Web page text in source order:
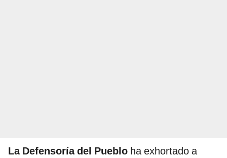
La Defensoría del Pueblo ha exhortado a